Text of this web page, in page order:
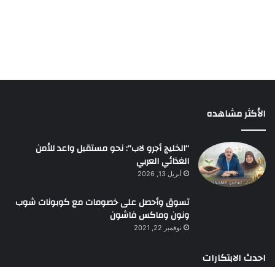
الأكثر مشاهده
“الخليج أجرو لاب”: نحو مستقبل واعد للأمن
الغذائي العربي
أبريل 13, 2026
تسوق وأحصل على خصومات مع كوبونات شوب
ونون وماكس فاشون
نوفمبر 22, 2021
احدث الابتكارات